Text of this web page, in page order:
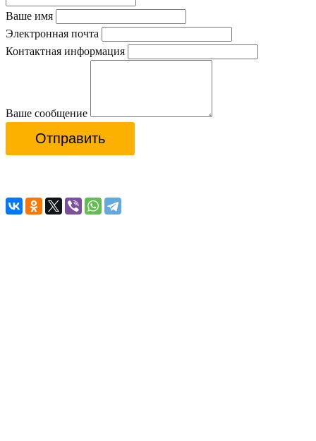
Ваше имя
Электронная почта
Контактная информация
Ваше сообщение
Отправить